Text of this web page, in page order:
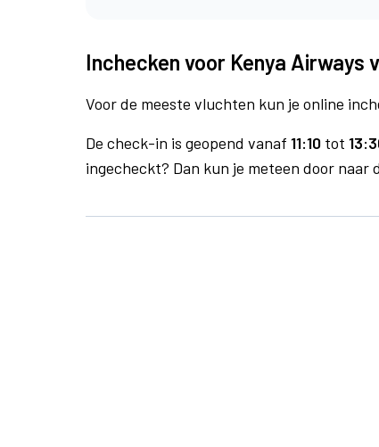
Inchecken voor Kenya Airways
Voor de meeste vluchten kun je online
De check-in is geopend vanaf 11:10 tot
ingecheckt? Dan kun je meteen door naar